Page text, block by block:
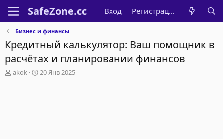
Вход Регистрация
Бизнес и финансы
Кредитный калькулятор: Ваш помощник в
расчётах и планировании финансов
А
akok
Д
20 Янв 2025